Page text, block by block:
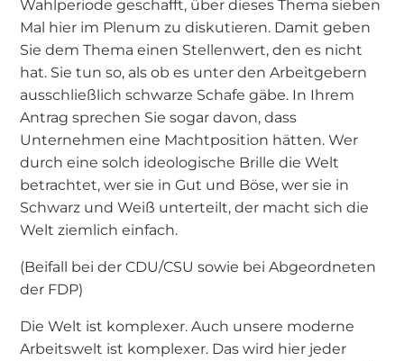
Wahlperiode geschafft, über dieses Thema sieben
Mal hier im Plenum zu diskutieren. Damit geben
Sie dem Thema einen Stellenwert, den es nicht
hat. Sie tun so, als ob es unter den Arbeitgebern
ausschließlich schwarze Schafe gäbe. In Ihrem
Antrag sprechen Sie sogar davon, dass
Unternehmen eine Machtposition hätten. Wer
durch eine solch ideologische Brille die Welt
betrachtet, wer sie in Gut und Böse, wer sie in
Schwarz und Weiß unterteilt, der macht sich die
Welt ziemlich einfach.
(Beifall bei der CDU/CSU sowie bei Abgeordneten
der FDP)
Die Welt ist komplexer. Auch unsere moderne
Arbeitswelt ist komplexer. Das wird hier jeder